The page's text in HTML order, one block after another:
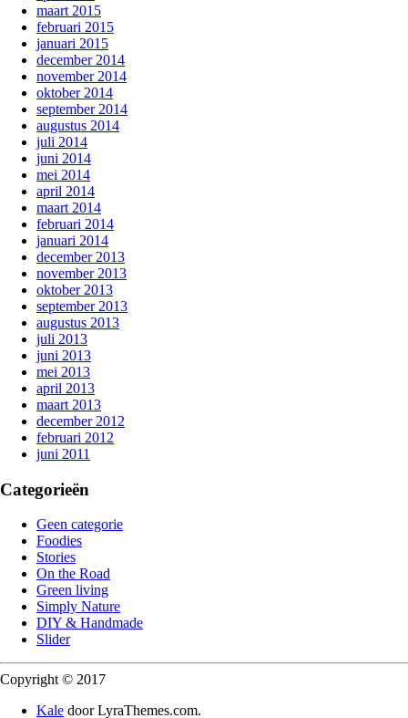
maart 2015
februari 2015
januari 2015
december 2014
november 2014
oktober 2014
september 2014
augustus 2014
juli 2014
juni 2014
mei 2014
april 2014
maart 2014
februari 2014
januari 2014
december 2013
november 2013
oktober 2013
september 2013
augustus 2013
juli 2013
juni 2013
mei 2013
april 2013
maart 2013
december 2012
februari 2012
juni 2011
Categorieën
Geen categorie
Foodies
Stories
On the Road
Green living
Simply Nature
DIY & Handmade
Slider
Copyright © 2017
Kale door LyraThemes.com.